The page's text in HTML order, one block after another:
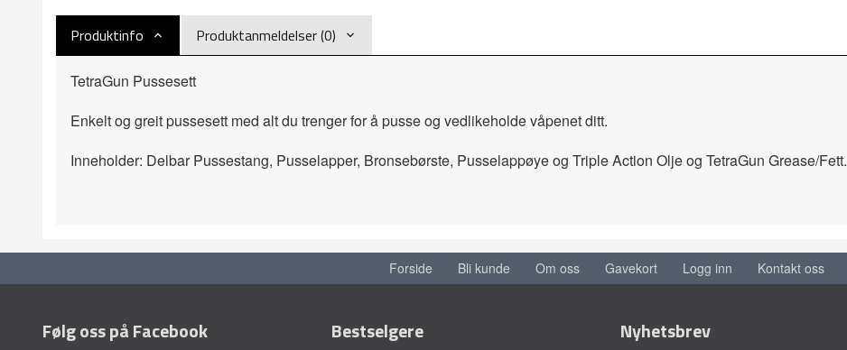
Produktinfo Produktanmeldelser (0)
TetraGun Pussesett
Enkelt og greit pussesett med alt du trenger for å pusse og vedlikeholde våpenet ditt.
Inneholder: Delbar Pussestang, Pusselapper, Bronsebørste, Pusselappøye og Triple Action Olje og TetraGun Grease/Fett.
Forside Bli kunde Om oss Gavekort Logg inn Kontakt oss
Følg oss på Facebook Bestselgere Nyhetsbrev